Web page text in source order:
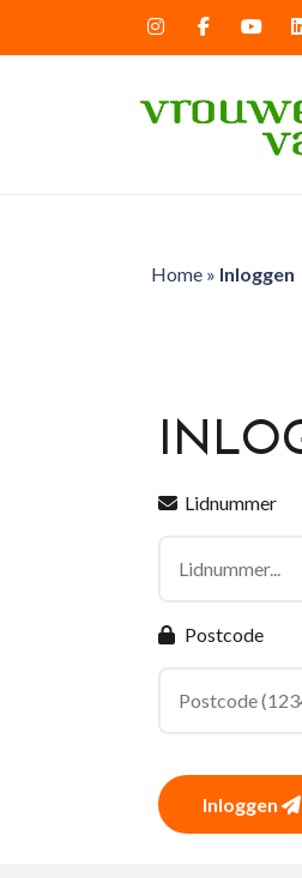
Home» Inloggen
Lidnummer
Postcode
Inloggen